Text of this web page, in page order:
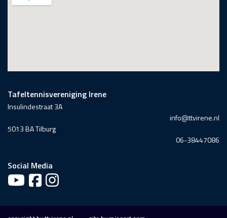
Tafeltennisvereniging Irene
Insulindestraat 3A
info@ttvirene.nl
5013 BA Tilburg
06-38447086
Social Media